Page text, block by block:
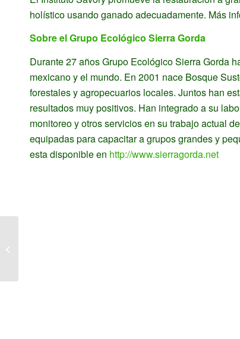
holístico usando ganado adecuadamente. Más
Sobre el Grupo Ecológico Sierra Gorda
Durante 27 años Grupo Ecológico Sierra Gorda
mexicano y el mundo. En 2001 nace Bosque
forestales y agropecuarios locales. Juntos han
resultados muy positivos. Han integrado a su
monitoreo y otros servicios en su trabajo actual
equipadas para capacitar a grupos grandes y
esta disponible en http://www.sierragorda.net